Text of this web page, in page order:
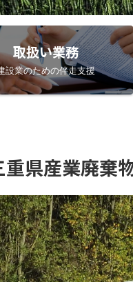
取扱い業務
設業のための伴走支援
県産業廃棄